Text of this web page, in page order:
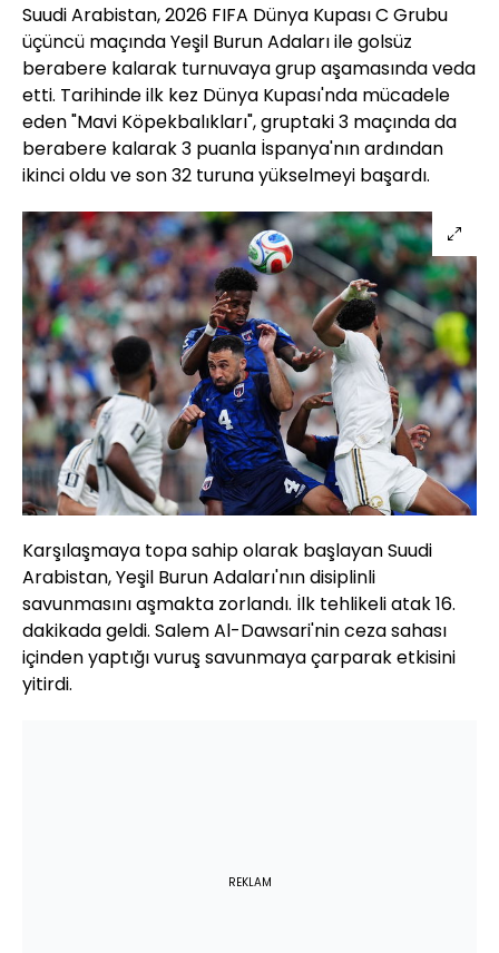
Suudi Arabistan, 2026 FIFA Dünya Kupası C Grubu
üçüncü maçında Yeşil Burun Adaları ile golsüz
berabere kalarak turnuvaya grup aşamasında veda
etti. Tarihinde ilk kez Dünya Kupası'nda mücadele
eden "Mavi Köpekbalıkları", gruptaki 3 maçında da
berabere kalarak 3 puanla İspanya'nın ardından
ikinci oldu ve son 32 turuna yükselmeyi başardı.
Karşılaşmaya topa sahip olarak başlayan Suudi
Arabistan, Yeşil Burun Adaları'nın disiplinli
savunmasını aşmakta zorlandı. İlk tehlikeli atak 16.
dakikada geldi. Salem Al-Dawsari'nin ceza sahası
içinden yaptığı vuruş savunmaya çarparak etkisini
yitirdi.
REKLAM